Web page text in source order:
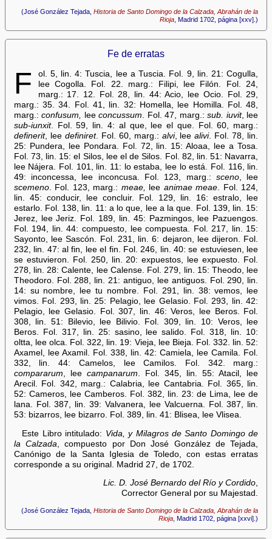
(José González Tejada,Historia de Santo Domingo de la Calzada, Abrahán de la
Rioja , Madrid 1702, página [xxv].)
Fe de erratas
F
ol. 5, lin. 4: Tuscia, lee a Tuscia. Fol. 9, lin. 21: Cogulla,
lee Cogolla. Fol. 22. marg.: Filipi, lee Filón. Fol. 24,
marg.: 17. 12. Fol. 28, lin. 44: Acio, lee Ocio. Fol. 29,
marg.: 35. 34. Fol. 41, lin. 32: Homella, lee Homilla. Fol. 48,
marg.:confusum, leeconcussum . Fol. 47, marg.:sub. iuvit, lee
sub-iunxit. Fol. 59, lin. 4: al que, lee el que. Fol. 60, marg.:
definerit, lee definiret. Fol. 60, marg.: alvi, leealivi. Fol. 78, lin.
25: Pundera, lee Pondara. Fol. 72, lin. 15: Aloaa, lee a Tosa.
Fol. 73, lin. 15: el Silos, lee el de Silos. Fol. 82, lin. 51: Navarra,
lee Nájera. Fol. 101, lin. 11: lo estaba, lee lo está. Fol. 116, lin.
49: inconcessa, lee inconcusa. Fol. 123, marg.: sceno, lee
scemeno. Fol. 123, marg.: meae, lee animae meae . Fol. 124,
lin. 45: conducir, lee concluir. Fol. 129, lin. 16: estralo, lee
estarlo. Fol. 138, lin. 11: a lo que, lee a la que. Fol. 139, lin. 15:
Jerez, lee Jeriz. Fol. 189, lin. 45: Pazmingos, lee Pazuengos.
Fol. 194, lin. 44: compuesto, lee compuesta. Fol. 217, lin. 15:
Sayonto, lee Sascón. Fol. 231, lin. 6: dejaron, lee dijeron. Fol.
232, lin. 47: al fin, lee el fin. Fol. 246, lin. 40: se estuviesen, lee
se estuvieron. Fol. 250, lin. 20: expuestos, lee expuesto. Fol.
278, lin. 28: Calente, lee Calense. Fol. 279, lin. 15: Theodo, lee
Theodoro. Fol. 288, lin. 21: antiguo, lee antiguos. Fol. 290, lin.
14: su nombre, lee tu nombre. Fol. 291, lin. 38: vemos, lee
vimos. Fol. 293, lin. 25: Pelagio, lee Gelasio. Fol. 293, lin. 42:
Pelagio, lee Gelasio. Fol. 307, lin. 46: Veros, lee Beros. Fol.
308, lin. 51: Bilevio, lee Bilivio. Fol. 309, lin. 10: Veros, lee
Beros. Fol. 317, lin. 25: sasino, lee salido. Fol. 318, lin. 10:
oltta, lee olca. Fol. 322, lin. 19: Vieja, lee Bieja. Fol. 332. lin. 52:
Axamel, lee Axamil. Fol. 338, lin. 42: Camiela, lee Camila. Fol.
332, lin. 44: Camelos, lee Camilos. Fol. 342. marg.:
compararum , lee campanarum . Fol. 345, lin. 55: Atacil, lee
Arecil. Fol. 342, marg.: Calabria, lee Cantabria. Fol. 365, lin.
52: Cameros, lee Camberos. Fol. 382, lin. 23: de Lima, lee de
lana. Fol. 387, lin. 39: Valvanera, lee Valcuerna. Fol. 387, lin.
53: bizarros, lee bizarro. Fol. 389, lin. 41: Blisea, lee Vlisea.
Este Libro intitulado: Vida, y Milagros de Santo Domingo de
la Calzada , compuesto por Don José González de Tejada,
Canónigo de la Santa Iglesia de Toledo, con estas erratas
corresponde a su original. Madrid 27, de 1702.
Lic. D. José Bernardo del Río y Cordido,
Corrector General por su Majestad.
(José González Tejada,Historia de Santo Domingo de la Calzada, Abrahán de la
Rioja , Madrid 1702, página [xxvi].)